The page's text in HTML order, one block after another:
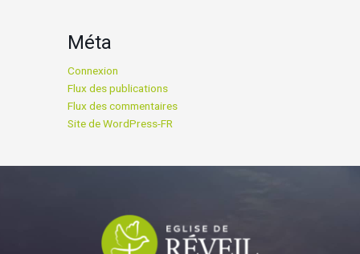
Méta
Connexion
Flux des publications
Flux des commentaires
Site de WordPress-FR